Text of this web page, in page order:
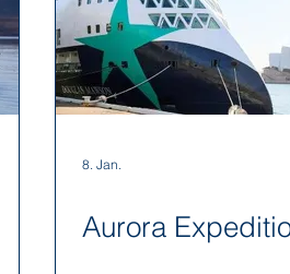
8. Jan.
Aurora